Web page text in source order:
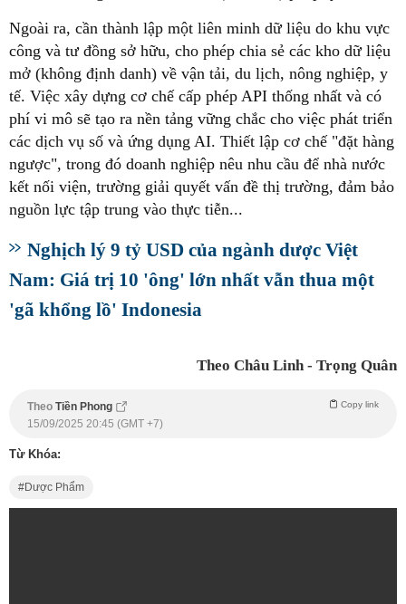
Ngoài ra, cần thành lập một liên minh dữ liệu do khu vực
công và tư đồng sở hữu, cho phép chia sẻ các kho dữ liệu
mở (không định danh) về vận tải, du lịch, nông nghiệp, y
tế. Việc xây dựng cơ chế cấp phép API thống nhất và có
phí vi mô sẽ tạo ra nền tảng vững chắc cho việc phát triển
các dịch vụ số và ứng dụng AI. Thiết lập cơ chế "đặt hàng
ngược", trong đó doanh nghiệp nêu nhu cầu để nhà nước
kết nối viện, trường giải quyết vấn đề thị trường, đảm bảo
nguồn lực tập trung vào thực tiễn...
Nghịch lý 9 tỷ USD của ngành dược Việt
Nam: Giá trị 10 'ông' lớn nhất vẫn thua một
'gã khổng lồ' Indonesia
Theo Châu Linh - Trọng Quân
Theo Tiền Phong Copy link
15/09/2025 20:45 (GMT +7)
Từ Khóa:
Dược Phẩm